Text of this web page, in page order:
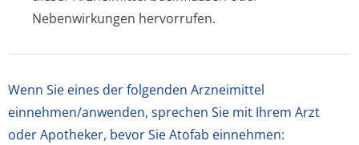
Nebenwirkungen hervorrufen.
Wenn Sie eines der folgenden Arzneimittel
einnehmen/anwenden, sprechen Sie mit Ihrem Arzt
oder Apotheker, bevor Sie Atofab einnehmen: